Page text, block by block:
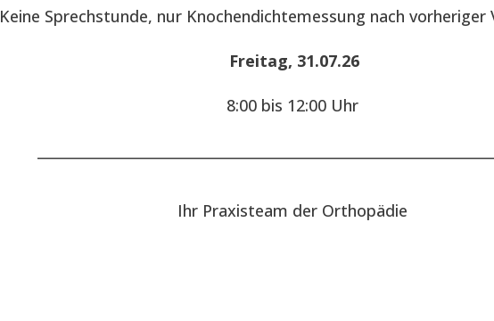
Keine Sprechstunde, nur Knochendichtemessung nach vorheriger
Freitag, 31.07.26
8:00 bis 12:00 Uhr
Ihr Praxisteam der Orthopädie